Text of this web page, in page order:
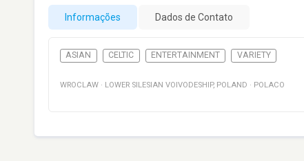
Informações Dados de Contato
ASIAN CELTIC ENTERTAINMENT VARIETY
WROCLAW · LOWER SILESIAN VOIVODESHIP, POLAND · POLACO